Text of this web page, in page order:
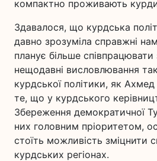
компактно проживають
Здавалося, що курдська
давно зрозуміла справжні
планує більше
нещодавні висловлювання
курдської політики, як
те, що у курдського
Збереження демократичної
них головним пріоритетом,
стоїть можливість зміцнити
курдських регіонах.